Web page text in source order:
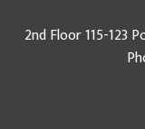
2nd Floor 115-123